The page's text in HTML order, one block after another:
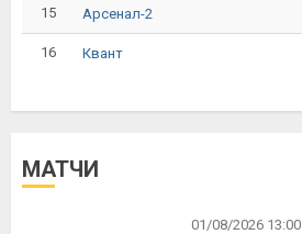
15 Арсенал-2
16 Квант
МАТЧИ
01/08/2026 13:00